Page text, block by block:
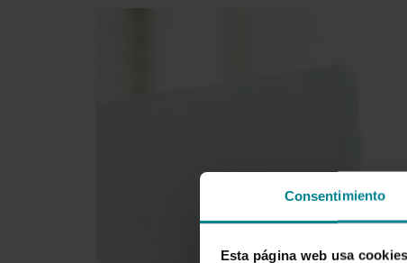
Consentimiento
Esta página web usa cookies